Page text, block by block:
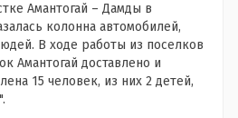
Амантогай – Дамды в
колонна автомобилей,
В ходе работы из поселков
Амантогай доставлено и
15 человек, из них 2 детей,